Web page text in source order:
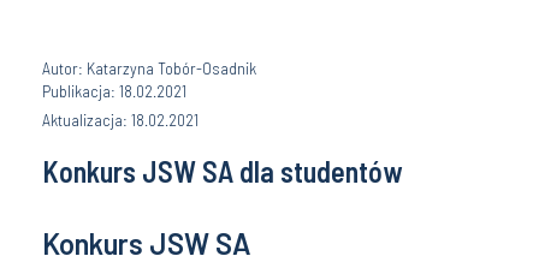
Autor: Katarzyna Tobór-Osadnik
Publikacja: 18.02.2021
Aktualizacja: 18.02.2021
Konkurs JSW SA dla studentów
Konkurs JSW SA